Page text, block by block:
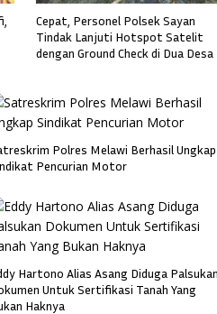
Polsek Pontianak Timur Ungkap
Kasus Pencurian Mesin AC, Pelaku
Residivis Berhasil Diamankan
Polres Melawi Berhasil Ungkap
Pencurian Motor
Hartono Alias Asang Diduga Palsukan
Untuk Sertifikasi Tanah Yang
Haknya